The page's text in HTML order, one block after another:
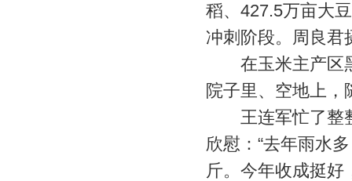
稻、427.5万亩大
冲刺阶段。周良君
在玉米主产区黑
院子里、空地上，
王连军忙了整整
欣慰：“去年雨水
斤。今年收成挺好